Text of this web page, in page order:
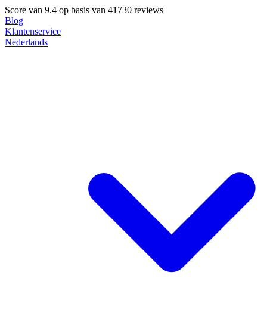
Score van 9.4 op basis van 41730 reviews
Blog
Klantenservice
Nederlands